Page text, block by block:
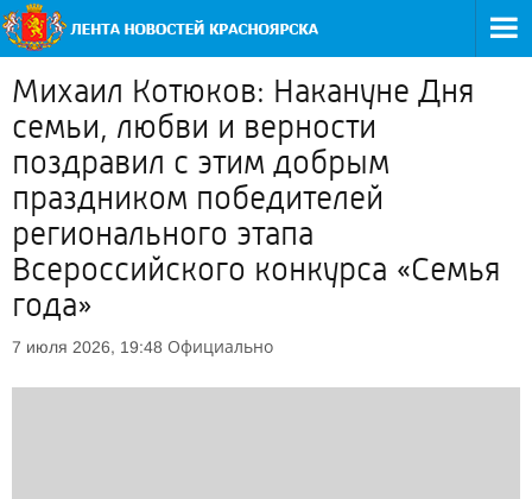
Михаил Котюков: Накануне Дня
семьи, любви и верности
поздравил с этим добрым
праздником победителей
регионального этапа
Всероссийского конкурса «Семья
года»
7 июля 2026, 19:48 Официально